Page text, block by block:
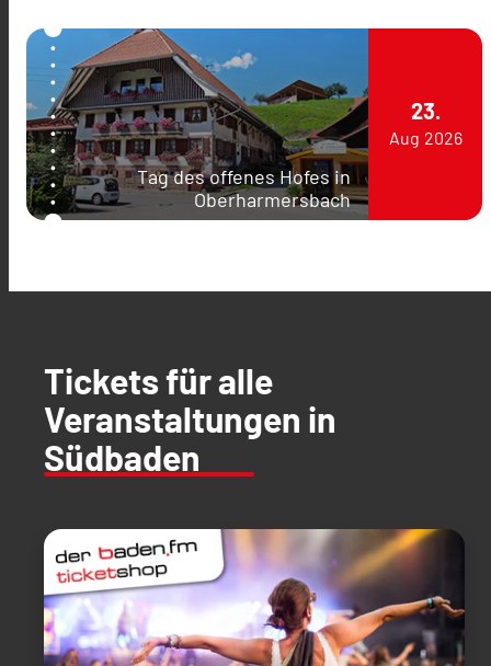
Tag des offenes Hofes in
Oberharmersbach
23.
Aug 2026
Tickets für alle
Veranstaltungen in
Südbaden